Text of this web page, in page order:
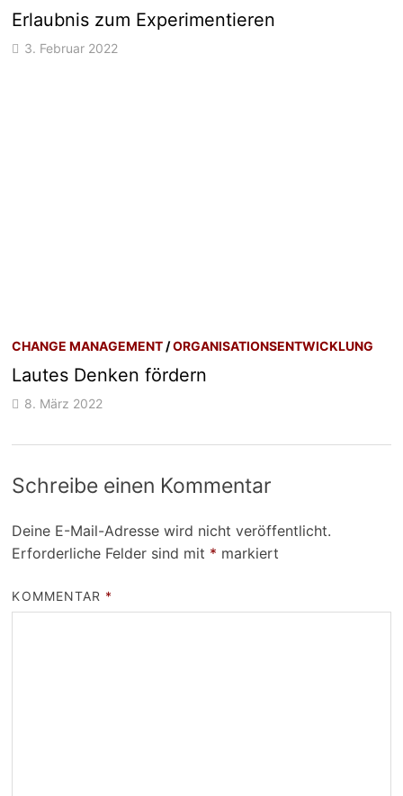
Erlaubnis zum Experimentieren
3. Februar 2022
CHANGE MANAGEMENT /ORGANISATIONSENTWICKLUNG
Lautes Denken fördern
8. März 2022
Schreibe einen Kommentar
Deine E-Mail-Adresse wird nicht veröffentlicht.
Erforderliche Felder sind mit * markiert
KOMMENTAR *